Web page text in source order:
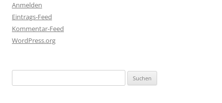
Anmelden
Eintrags-Feed
Kommentar-Feed
WordPress.org
nach: